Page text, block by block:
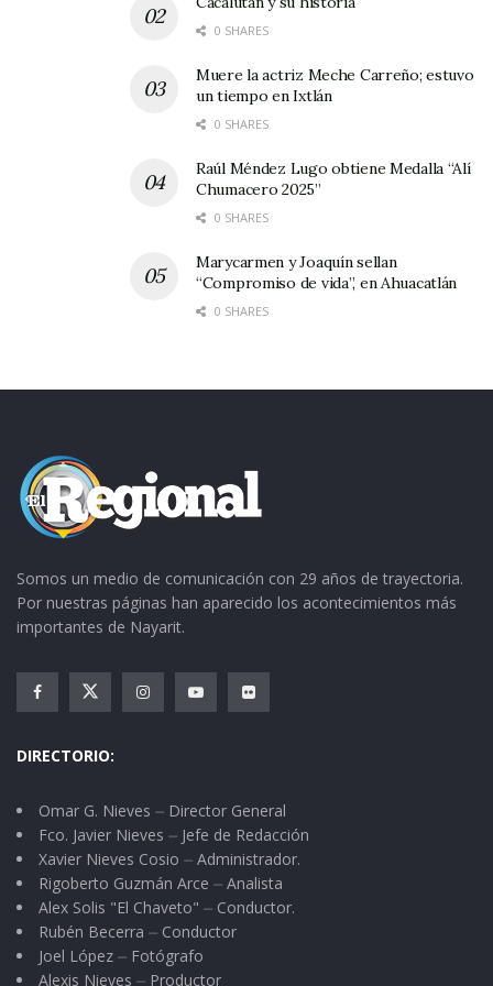
0 SHARES
Muere la actriz Meche Carreño; estuvo
un tiempo en Ixtlán
0 SHARES
Raúl Méndez Lugo obtiene Medalla “Alí
Chumacero 2025”
0 SHARES
Marycarmen y Joaquín sellan
“Compromiso de vida”, en Ahuacatlán
0 SHARES
Somos un medio de comunicación con 29 años de trayectoria.
Por nuestras páginas han aparecido los acontecimientos más
importantes de Nayarit.
DIRECTORIO:
Omar G. Nieves ⏤ Director General
Fco. Javier Nieves ⏤ Jefe de Redacción
Xavier Nieves Cosio ⏤ Administrador.
Rigoberto Guzmán Arce ⏤ Analista
Alex Solis "El Chaveto" ⏤ Conductor.
Rubén Becerra ⏤ Conductor
Joel López ⏤ Fotógrafo
Alexis Nieves ⏤ Productor